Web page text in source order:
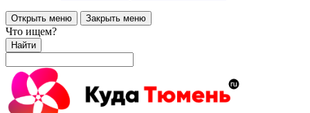
Открыть меню Закрыть меню
Что ищем?
Найти